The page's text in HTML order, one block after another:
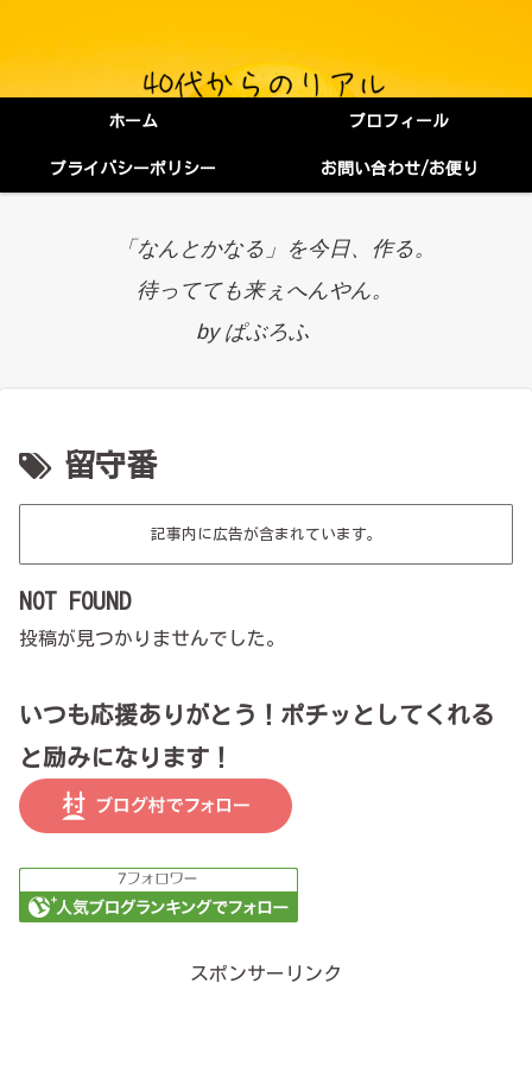
ホーム プロフィール
プライバシーポリシー お問い合わせ/お便り
「なんとかなる」を今日、作る。
待ってても来ぇへんやん。
by ぱぶろふ
留守番
記事内に広告が含まれています。
NOT FOUND
投稿が見つかりませんでした。
いつも応援ありがとう！ポチッとしてくれる
と励みになります！
スポンサーリンク